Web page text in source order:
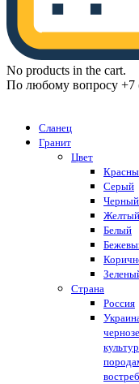
No products in the cart.
По любому вопросу +7
Сланец
Гранит
Цвет
Серый
Черный
Желтый
Белый
Страна
Россия